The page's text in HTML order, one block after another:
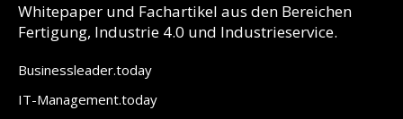
Whitepaper und Fachartikel aus den Bereichen
Fertigung, Industrie 4.0 und Industrieservice.
Businessleader.today
IT-Management.today